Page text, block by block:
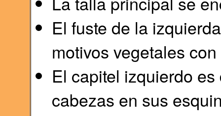
El fuste de la
motivos vegetales
El capitel izquierdo
cabezas en sus